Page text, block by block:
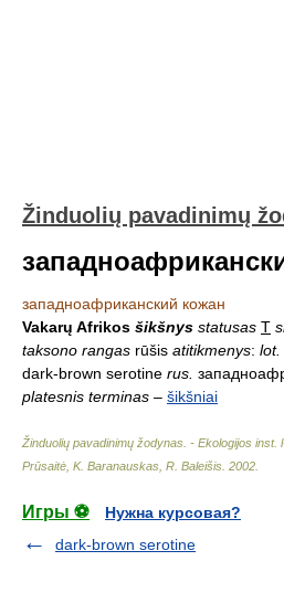
Žinduolių pavadinimų
западноафриканский кожан
Vakarų Afrikos šikšnys statusas T
taksono rangas rūšis atitikmenys: lot.
dark-brown serotine rus.
platesnis terminas – šikšniai
Žinduolių pavadinimų žodynas. - Ekologijos inst.
Prūsaitė, K. Baranauskas, R. Baleišis 2002
Игры ⚽
Нужна курсовая?
dark-brown serotine